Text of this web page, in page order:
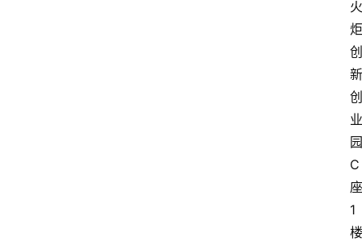
火
炬
创
新
创
业
园
C
座
1
楼